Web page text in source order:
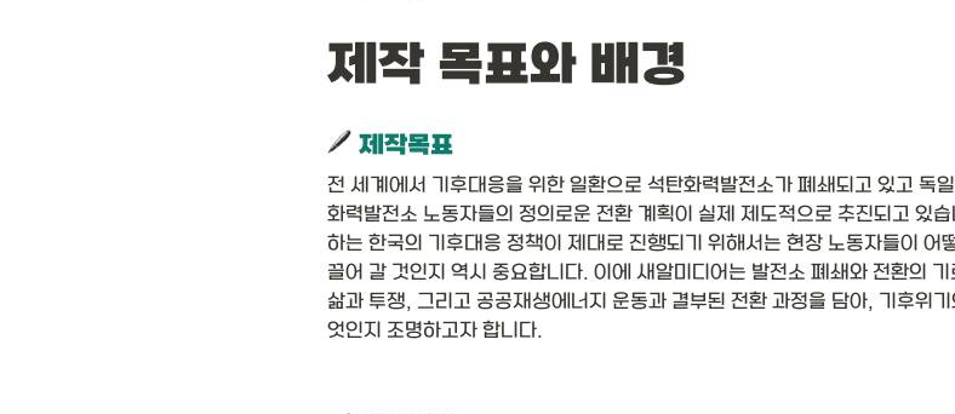
제작 목표와 배경
제작목표
전 세계에서 기후대응을 위한 일환으로 석탄화력발전소가 폐쇄되고 있고 독
화력발전소 노동자들의 정의로운 전환 계획이 실제 제도적으로 추진되고
하는 한국의 기후대응 정책이 제대로 진행되기 위해서는 현장 노동자들이 어
끌어 갈 것인지 역시 중요합니다. 이에 새알미디어는 발전소 폐쇄와 전환의
삶과 투쟁, 그리고 공공재생에너지 운동과 결부된 전환 과정을 담아, 기후위
엇인지 조명하고자 합니다.